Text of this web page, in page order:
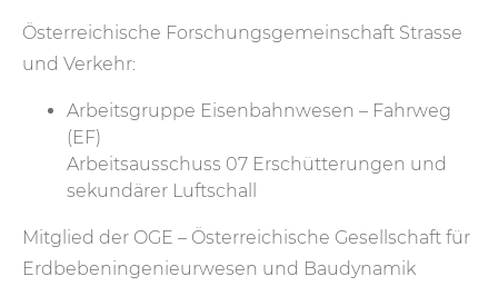
Österreichische Forschungsgemeinschaft Strasse
und Verkehr:
Arbeitsgruppe Eisenbahnwesen – Fahrweg
(EF)
Arbeitsausschuss 07 Erschütterungen und
sekundärer Luftschall
Mitglied der OGE – Österreichische Gesellschaft für
Erdbebeningenieurwesen und Baudynamik